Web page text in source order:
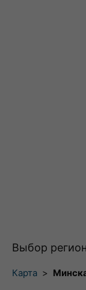
Выбор
Карта >